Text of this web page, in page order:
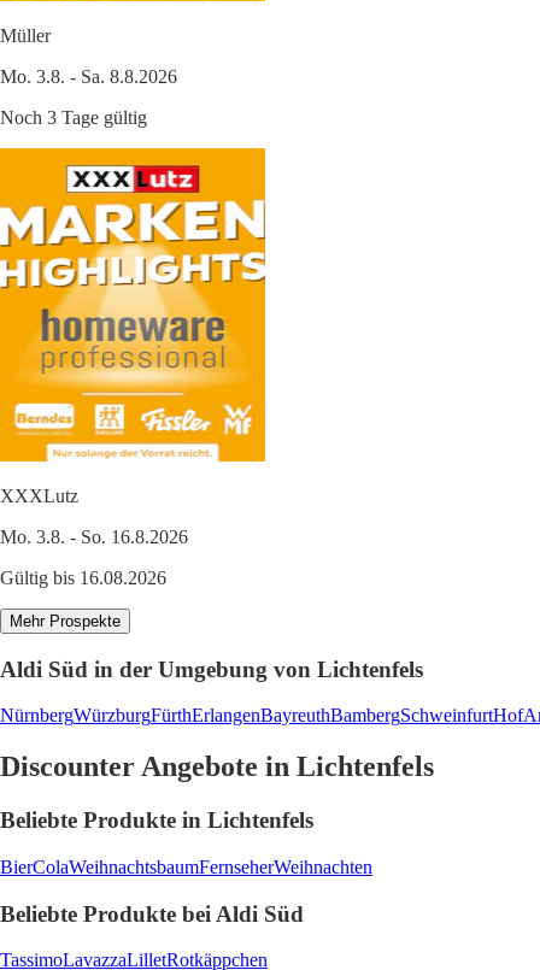
Müller
Mo. 3.8. - Sa. 8.8.2026
Noch 3 Tage gültig
XXXLutz
Mo. 3.8. - So. 16.8.2026
Gültig bis 16.08.2026
Mehr Prospekte
Aldi Süd in der Umgebung von Lichtenfels
NürnbergWürzburgFürthErlangenBayreuthBambergSchweinfurtHof
Discounter Angebote in Lichtenfels
Beliebte Produkte in Lichtenfels
BierColaWeihnachtsbaumFernseherWeihnachten
Beliebte Produkte bei Aldi Süd
TassimoLavazzaLilletRotkäppchen